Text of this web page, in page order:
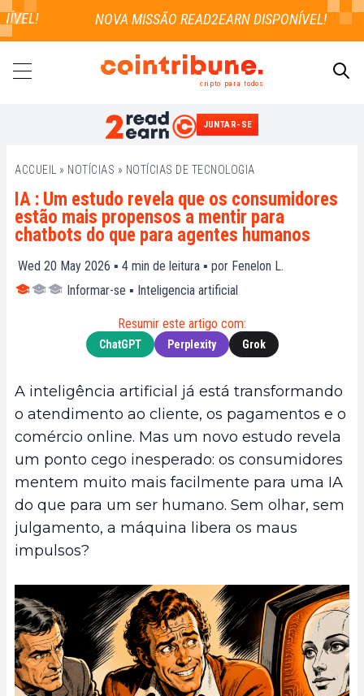
cripto para todos
JUNTAR-SE
ACCUEIL » NOTÍCIAS » NOTÍCIAS DE TECNOLOGIA
IA : Um estudo revela que os consumidores
estão mais propensos a mentir para
chatbots do que para agentes humanos
Wed 20 May 2026 ▪ 4 min de leitura ▪ por Fenelon L.
Informar-se ▪ Inteligencia artificial
Resumir este artigo com:
ChatGPT Perplexity Grok
A inteligência artificial já está transformando
o atendimento ao cliente, os pagamentos e o
comércio online. Mas um novo estudo revela
um ponto cego inesperado: os consumidores
mentem muito mais facilmente para uma IA
do que para um ser humano. Sem olhar, sem
julgamento, a máquina libera os maus
impulsos?